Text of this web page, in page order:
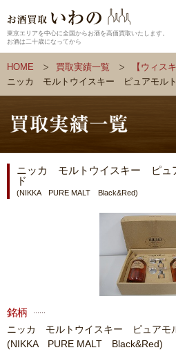
東京エリアを中心に全国からお酒を高価買取いたします。
お酒は二十歳になってから
HOME 買取実績一覧
【ウィス
ニッカ モルトウイスキー ピュアモル
ニッカ モルトウイスキー ピ
ド
(NIKKA PURE MALT Black&Red)
銘柄
ニッカ モルトウイスキー ピュア
(NIKKA PURE MALT Black&Red)